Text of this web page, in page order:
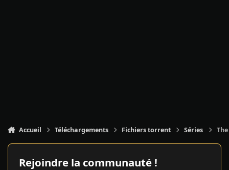
Accueil Téléchargements Fichiers torrent Séries
Rejoindre la communauté !